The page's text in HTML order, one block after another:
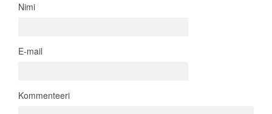
Nimi
E-mail
Kommenteeri